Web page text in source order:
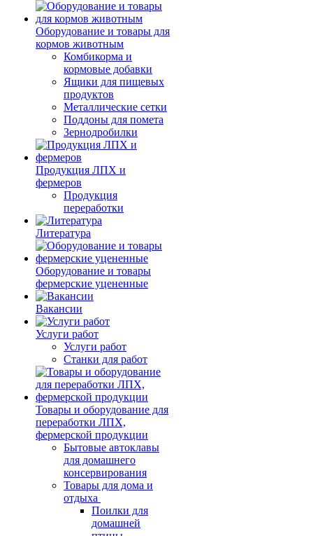
Оборудование и товары для
кормов животным
Комбикорма и
кормовые добавки
Ящики для пищевых
продуктов
Металлические сетки
Поддоны для помета
Зернодробилки
Продукция ЛПХ и
фермеров
Продукция
переработки
Литература
Оборудование и товары
фермерские уцененные
Вакансии
Услуги работ
Услуги работ
Станки для работ
Товары и оборудование для
переработки ЛПХ,
фермерской продукции
Бытовые автоклавы
для домашнего
консервирования
Товары для дома и
отдыха
Поилки для
домашней